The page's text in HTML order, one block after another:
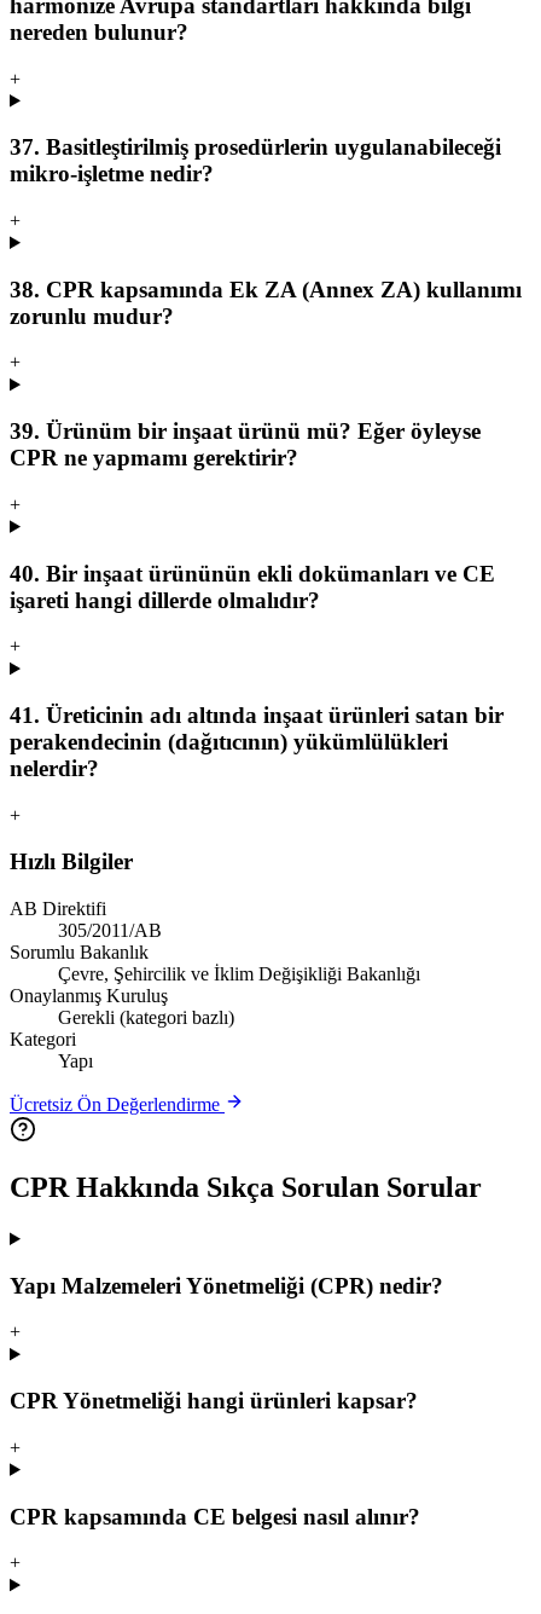
harmonize Avrupa standartları hakkında bilgi
nereden bulunur?
+
37. Basitleştirilmiş prosedürlerin uygulanabileceği
mikro-işletme nedir?
+
38. CPR kapsamında Ek ZA (Annex ZA) kullanımı
zorunlu mudur?
+
39. Ürünüm bir inşaat ürünü mü? Eğer öyleyse
CPR ne yapmamı gerektirir?
+
40. Bir inşaat ürününün ekli dokümanları ve CE
işareti hangi dillerde olmalıdır?
+
41. Üreticinin adı altında inşaat ürünleri satan bir
perakendecinin (dağıtıcının) yükümlülükleri
nelerdir?
+
Hızlı Bilgiler
AB Direktifi
305/2011/AB
Sorumlu Bakanlık
Çevre, Şehircilik ve İklim Değişikliği Bakanlığı
Onaylanmış Kuruluş
Gerekli (kategori bazlı)
Kategori
Yapı
Ücretsiz Ön Değerlendirme
CPR Hakkında Sıkça Sorulan Sorular
Yapı Malzemeleri Yönetmeliği (CPR) nedir?
+
CPR Yönetmeliği hangi ürünleri kapsar?
+
CPR kapsamında CE belgesi nasıl alınır?
+